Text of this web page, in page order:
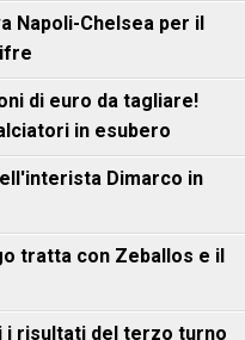
Napoli-Chelsea per il
di euro da tagliare!
in esubero
Dimarco in
tratta con Zeballos e il
i risultati del terzo turno